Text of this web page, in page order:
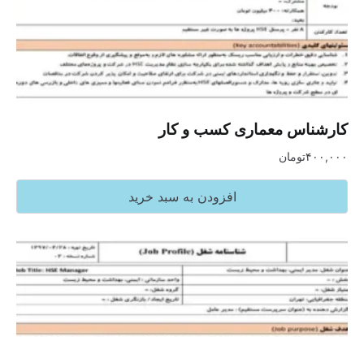
کارشناس معماری کسب و کار
۴۰۰,۰۰۰تومان
افزودن به سبد خرید